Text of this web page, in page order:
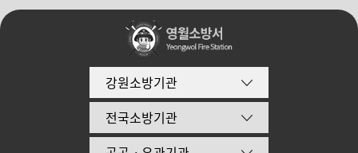
강원소방기관
전국소방기관